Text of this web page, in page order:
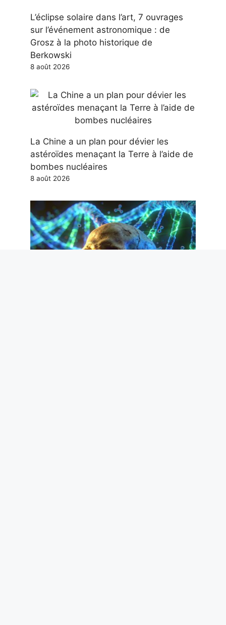
L’éclipse solaire dans l’art, 7 ouvrages
sur l’événement astronomique : de
Grosz à la photo historique de
Berkowski
8 août 2026
La Chine a un plan pour dévier les
astéroïdes menaçant la Terre à l’aide de
bombes nucléaires
8 août 2026